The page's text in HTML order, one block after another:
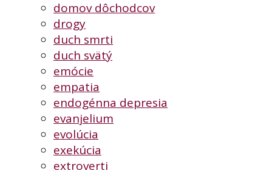
domov dôchodcov
drogy
duch smrti
duch svätý
emócie
empatia
endogénna depresia
evanjelium
evolúcia
exekúcia
extroverti